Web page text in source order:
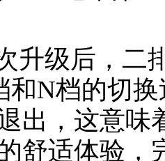
升级后，二
和N档的切
出，这意味
舒适体验，